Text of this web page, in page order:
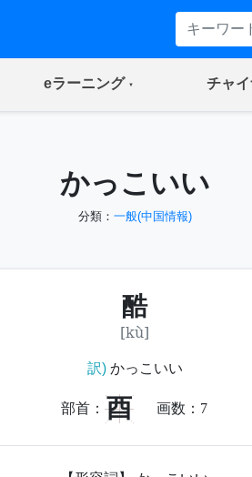
eラーニング(current) チャ
かっこいい
分類： 一般(中国情報)
酷
[kù]
訳)かっこいい
部首： 酉 画数： 7